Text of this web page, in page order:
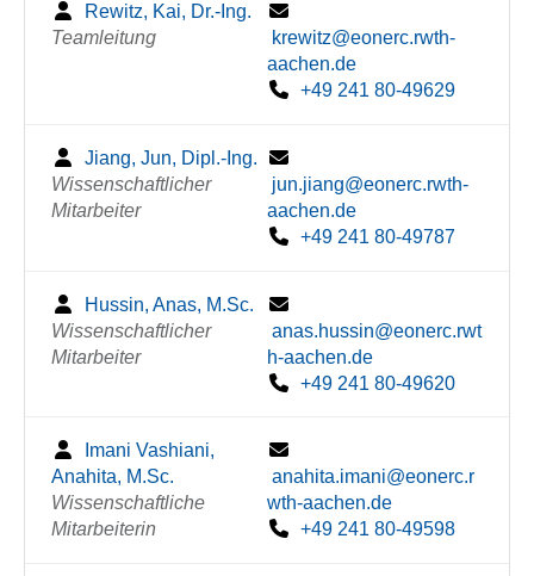
Rewitz, Kai, Dr.-Ing.
Teamleitung
krewitz@eonerc.rwth-
aachen.de
+49 241 80-49629
Jiang, Jun, Dipl.-Ing.
Wissenschaftlicher
Mitarbeiter
jun.jiang@eonerc.rwth-
aachen.de
+49 241 80-49787
Hussin, Anas, M.Sc.
Wissenschaftlicher
Mitarbeiter
anas.hussin@eonerc.rwt
h-aachen.de
+49 241 80-49620
Imani Vashiani,
Anahita, M.Sc.
Wissenschaftliche
Mitarbeiterin
anahita.imani@eonerc.r
wth-aachen.de
+49 241 80-49598